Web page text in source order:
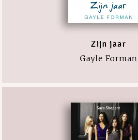
Zijn jaar
Gayle Forman